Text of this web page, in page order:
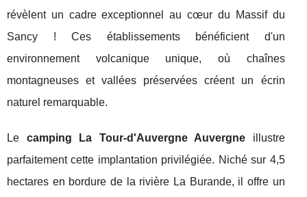
révèlent un cadre exceptionnel au cœur du Massif du
Sancy ! Ces établissements bénéficient d'un
environnement volcanique unique, où chaînes
montagneuses et vallées préservées créent un écrin
naturel remarquable.
Le camping La Tour-d'Auvergne Auvergne illustre
parfaitement cette implantation privilégiée. Niché sur 4,5
hectares en bordure de la rivière La Burande, il offre un